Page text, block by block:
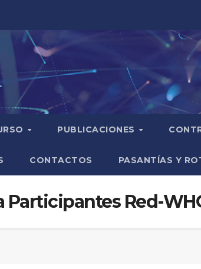
PUBLICACIONES
CONTACTOS PASANTÍAS Y
Red-